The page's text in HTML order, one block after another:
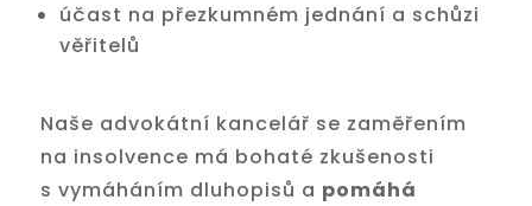
účast na přezkumném jednání a schůzi
věřitelů
Naše advokátní kancelář se zaměřením
na insolvence má bohaté zkušenosti
s vymáháním dluhopisů a pomáhá